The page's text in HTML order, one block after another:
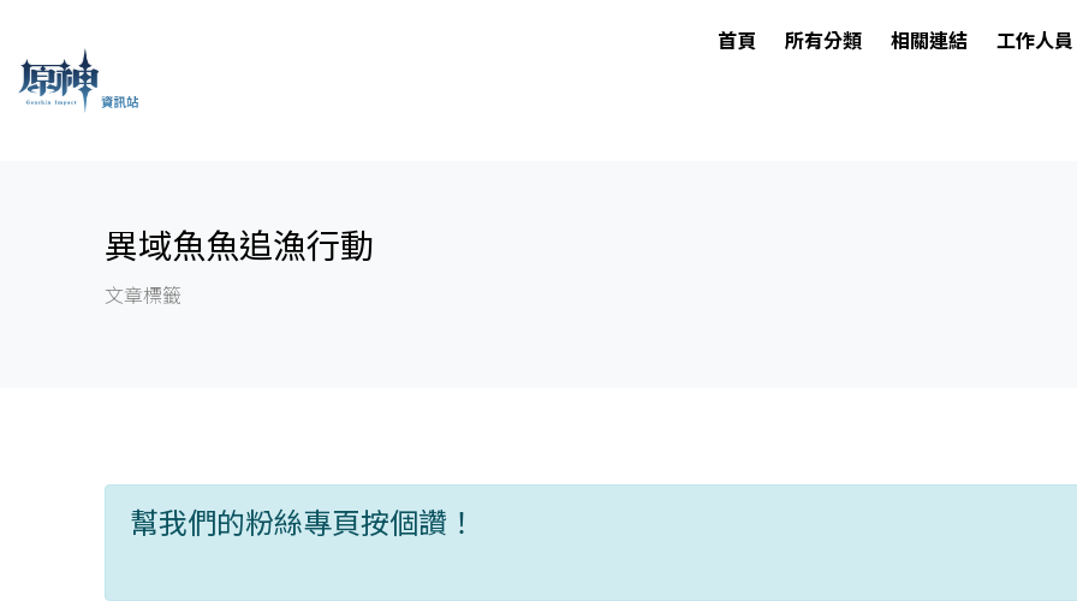
首頁 所有分類 相關連結 工作人員
異域魚魚追漁行動
文章標籤
幫我們的粉絲專頁按個讚！